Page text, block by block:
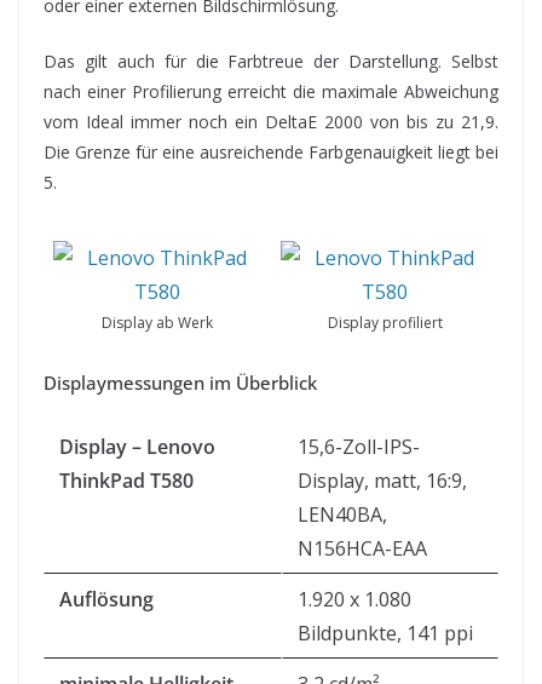
oder einer externen Bildschirmlösung.
Das gilt auch für die Farbtreue der Darstellung. Selbst
nach einer Profilierung erreicht die maximale Abweichung
vom Ideal immer noch ein DeltaE 2000 von bis zu 21,9.
Die Grenze für eine ausreichende Farbgenauigkeit liegt bei
5.
Display ab Werk Display profiliert
Displaymessungen im Überblick
Display – Lenovo
ThinkPad T580
15,6-Zoll-IPS-
Display, matt, 16:9,
LEN40BA,
N156HCA-EAA
Auflösung
1.920 x 1.080
Bildpunkte, 141 ppi